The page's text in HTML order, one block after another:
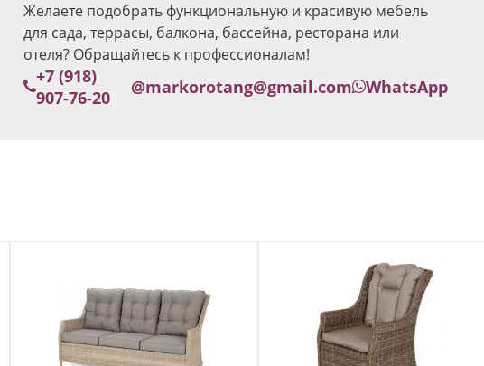
Желаете подобрать функциональную и красивую мебель
для сада, террасы, балкона, бассейна, ресторана или
отеля? Обращайтесь к профессионалам!
+7 (918)
907-76-20
@markorotang@gmail.com WhatsApp